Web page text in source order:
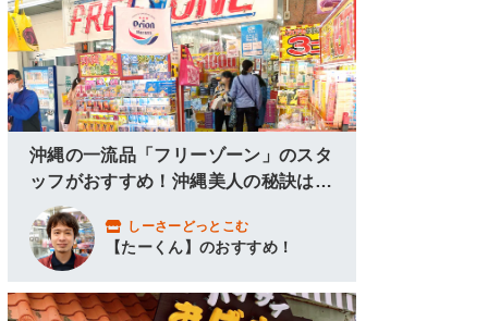
沖縄の一流品「フリーゾーン」のスタ
ッフがおすすめ！沖縄美人の秘訣はこ
こにあり！
しーさーどっとこむ
【たーくん】のおすすめ！